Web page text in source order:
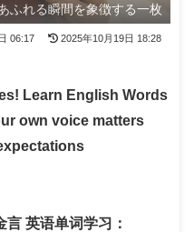
ふれる瞬間を象徴する一枚
06:17 2025年10月19日 18:28
Learn English Words
own voice matters
英语单词学习：